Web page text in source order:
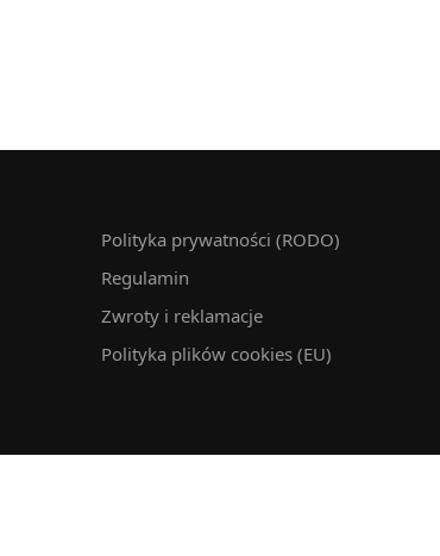
Polityka prywatności (RODO)
Regulamin
Zwroty i reklamacje
Polityka plików cookies (EU)